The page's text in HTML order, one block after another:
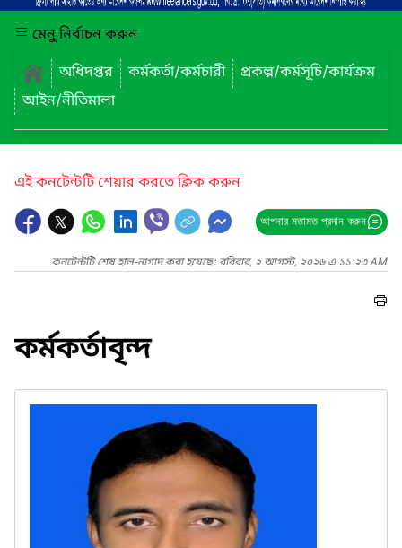
মেনু নির্বাচন করুন
অধিদপ্তর
কর্মকর্তা/কর্মচারী
প্রকল্প/কর্মসূচি/কার্যক্রম
আইন/নীতিমালা
এই কনটেন্টটি শেয়ার করতে ক্লিক করুন
আপনার মতামত প্রদান করুন
কনটেন্টটি শেষ হাল-নাগাদ করা হয়েছে: রবিবার, ২ আগস্ট, ২০২৬ এ ১১:২৩ AM
কর্মকর্তাবৃন্দ